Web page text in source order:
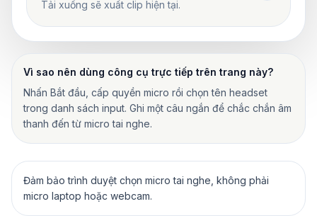
Tải xuống sẽ xuất clip hiện tại.
Vì sao nên dùng công cụ trực tiếp trên trang này?
Nhấn Bắt đầu, cấp quyền micro rồi chọn tên headset
trong danh sách input. Ghi một câu ngắn để chắc chắn âm
thanh đến từ micro tai nghe.
Đảm bảo trình duyệt chọn micro tai nghe, không phải
micro laptop hoặc webcam.